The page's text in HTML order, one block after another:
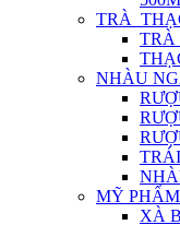
TRÀ
NHÀU
MỸ
XÀ